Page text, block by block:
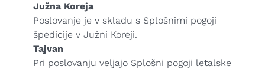
Južna Koreja
Poslovanje je v skladu s Splošnimi pogoji
špedicije v Južni Koreji.
Tajvan
Pri poslovanju veljajo Splošni pogoji letalske